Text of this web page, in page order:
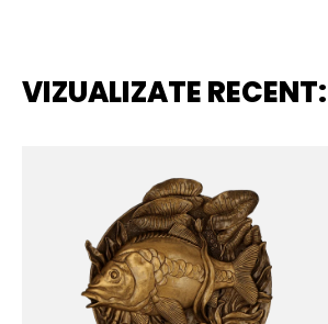
VIZUALIZATE RECENT: